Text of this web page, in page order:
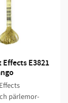
Effects E3821
pärlemor-